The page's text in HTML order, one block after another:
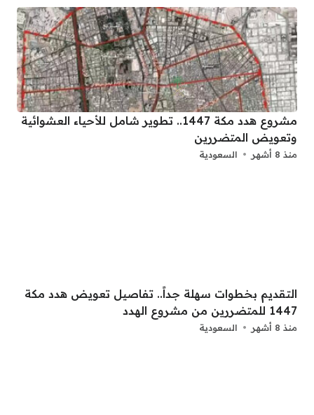
مشروع هدد مكة 1447.. تطوير شامل للأحياء العشوائية
وتعويض المتضررين
منذ 8 أشهر السعودية
التقديم بخطوات سهلة جداً.. تفاصيل تعويض هدد مكة
1447 للمتضررين من مشروع الهدد
منذ 8 أشهر السعودية